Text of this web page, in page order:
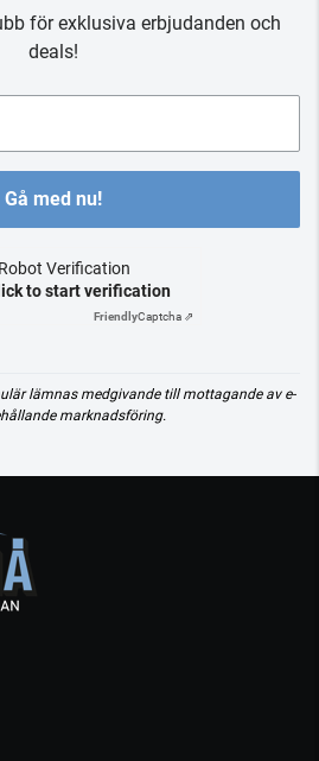
för exklusiva erbjudanden och
deals!
Gå med nu!
Verification
to start verification
FriendlyCaptcha ⇗
lämnas medgivande till mottagande av e-
marknadsföring.